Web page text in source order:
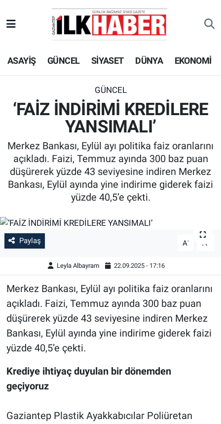
ASAYİŞ GÜNCEL SİYASET DÜNYA EKONOMİ
GÜNCEL
‘FAİZ İNDİRİMİ KREDİLERE
YANSIMALI’
Merkez Bankası, Eylül ayı politika faiz oranlarını
açıkladı. Faizi, Temmuz ayında 300 baz puan
düşürerek yüzde 43 seviyesine indiren Merkez
Bankası, Eylül ayında yine indirime giderek faizi
yüzde 40,5’e çekti.
Paylaş A- A
Leyla Albayram 22.09.2025 - 17:16
Merkez Bankası, Eylül ayı politika faiz oranlarını
açıkladı. Faizi, Temmuz ayında 300 baz puan
düşürerek yüzde 43 seviyesine indiren Merkez
Bankası, Eylül ayında yine indirime giderek faizi
yüzde 40,5’e çekti.
Krediye ihtiyaç duyulan bir dönemden
geçiyoruz
Gaziantep Plastik Ayakkabıcılar Poliüretan
EKONOMİ
SİYASET
SPOR
ASAYİŞ
EĞİTİM
Beyoğlu Hava Durumu
Beyoğlu Trafik Yoğunluk Haritası
Süper Lig Puan Durumu ve Fikstür
Tüm Manşetler
Haber Arşivi